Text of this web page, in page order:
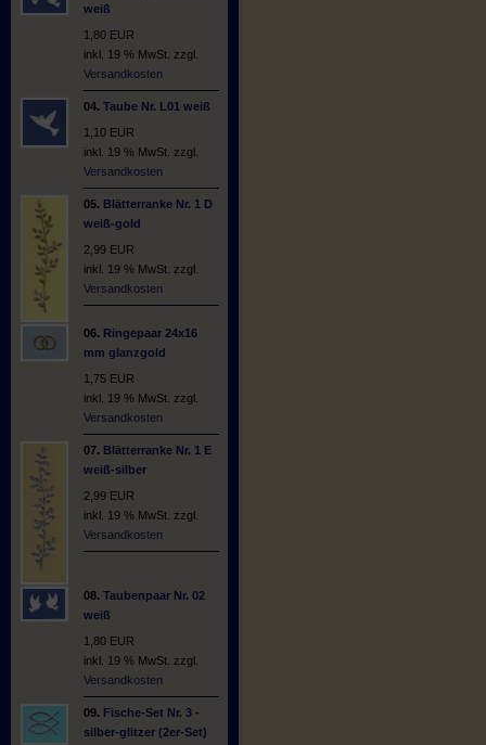
weiß
1,80 EUR
inkl. 19 % MwSt. zzgl.
Versandkosten
04. Taube Nr. L01 weiß
1,10 EUR
inkl. 19 % MwSt. zzgl.
Versandkosten
05. Blätterranke Nr. 1 D
weiß-gold
2,99 EUR
inkl. 19 % MwSt. zzgl.
Versandkosten
06. Ringepaar 24x16
mm glanzgold
1,75 EUR
inkl. 19 % MwSt. zzgl.
Versandkosten
07. Blätterranke Nr. 1 E
weiß-silber
2,99 EUR
inkl. 19 % MwSt. zzgl.
Versandkosten
08. Taubenpaar Nr. 02
weiß
1,80 EUR
inkl. 19 % MwSt. zzgl.
Versandkosten
09. Fische-Set Nr. 3 -
silber-glitzer (2er-Set)